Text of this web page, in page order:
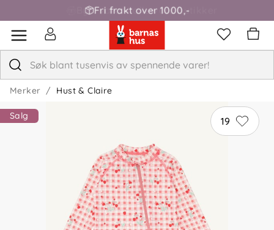
Fri frakt over 1000,-
Merker Hust & Claire
19
Salg